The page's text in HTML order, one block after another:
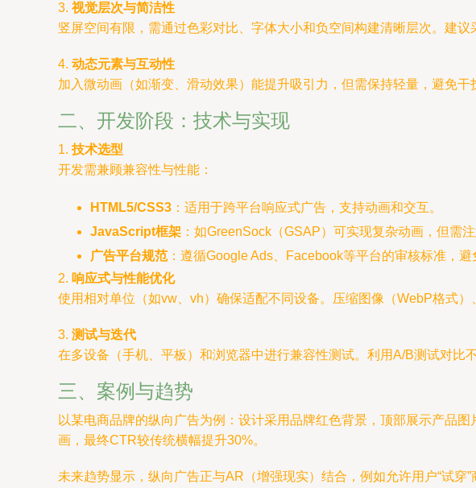
3. 视觉层次与简洁性
竖屏空间有限，需通过色彩对比、字体大小和负空间构建清晰层次。建议
4. 动态元素与互动性
加入微动画（如渐变、滑动效果）能提升吸引力，但需保持轻量，避免
二、开发阶段：技术与实现
1. 技术选型
开发需兼顾兼容性与性能：
HTML5/CSS3 ：适用于跨平台响应式广告，支持动画和交互。
JavaScript框架 ：如GreenSock（GSAP）可实现复杂动画，但需
广告平台规范：遵循Google Ads、Facebook等平台的审核标准，避
2. 响应式与性能优化
使用相对单位（如vw、vh）确保适配不同设备。压缩图像（WebP格式
3. 测试与迭代
在多设备（手机、平板）和浏览器中进行兼容性测试。利用A/B测试对比
三、案例与趋势
以某电商品牌的纵向广告为例：设计采用品牌红色背景，顶部展示产品
画，最终CTR较传统横幅提升30%。
未来趋势显示，纵向广告正与AR（增强现实）结合，例如允许用户“试